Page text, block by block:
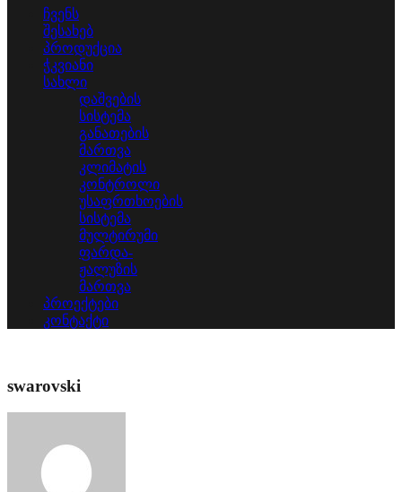
ჩვენს
შესახებ
პროდუქცია
ჭკვიანი
სახლი
დაშვების
სისტემა
განათების
მართვა
კლიმატის
კონტროლი
უსაფრთხოების
სისტემა
მულტირუმი
ფარდა-
ჟალუზის
მართვა
პროექტები
კონტაქტი
swarovski